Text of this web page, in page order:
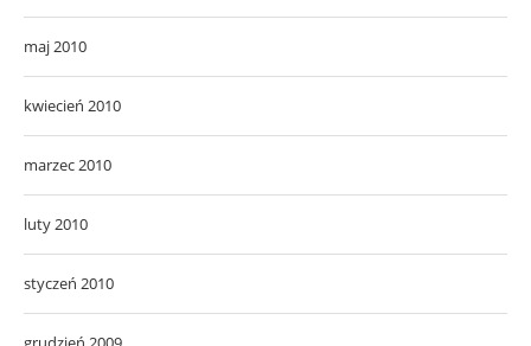
maj 2010
kwiecień 2010
marzec 2010
luty 2010
styczeń 2010